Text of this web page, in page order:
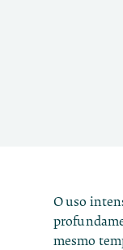
O uso
mesmo